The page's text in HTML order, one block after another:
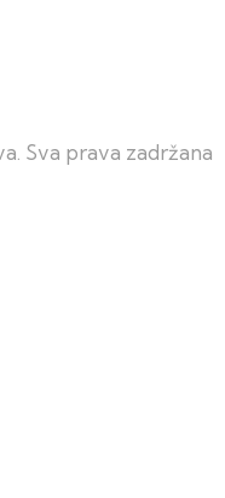
Sva prava zadržana